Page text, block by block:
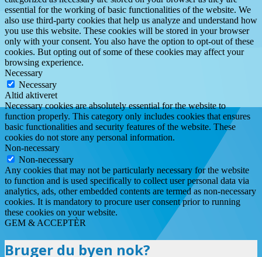
essential for the working of basic functionalities of the website. We
also use third-party cookies that help us analyze and understand how
you use this website. These cookies will be stored in your browser
only with your consent. You also have the option to opt-out of these
cookies. But opting out of some of these cookies may affect your
browsing experience.
Necessary
Necessary
Altid aktiveret
Necessary cookies are absolutely essential for the website to
function properly. This category only includes cookies that ensures
basic functionalities and security features of the website. These
cookies do not store any personal information.
Non-necessary
Non-necessary
Any cookies that may not be particularly necessary for the website
to function and is used specifically to collect user personal data via
analytics, ads, other embedded contents are termed as non-necessary
cookies. It is mandatory to procure user consent prior to running
these cookies on your website.
GEM & ACCEPTÈR
Bruger du byen nok?